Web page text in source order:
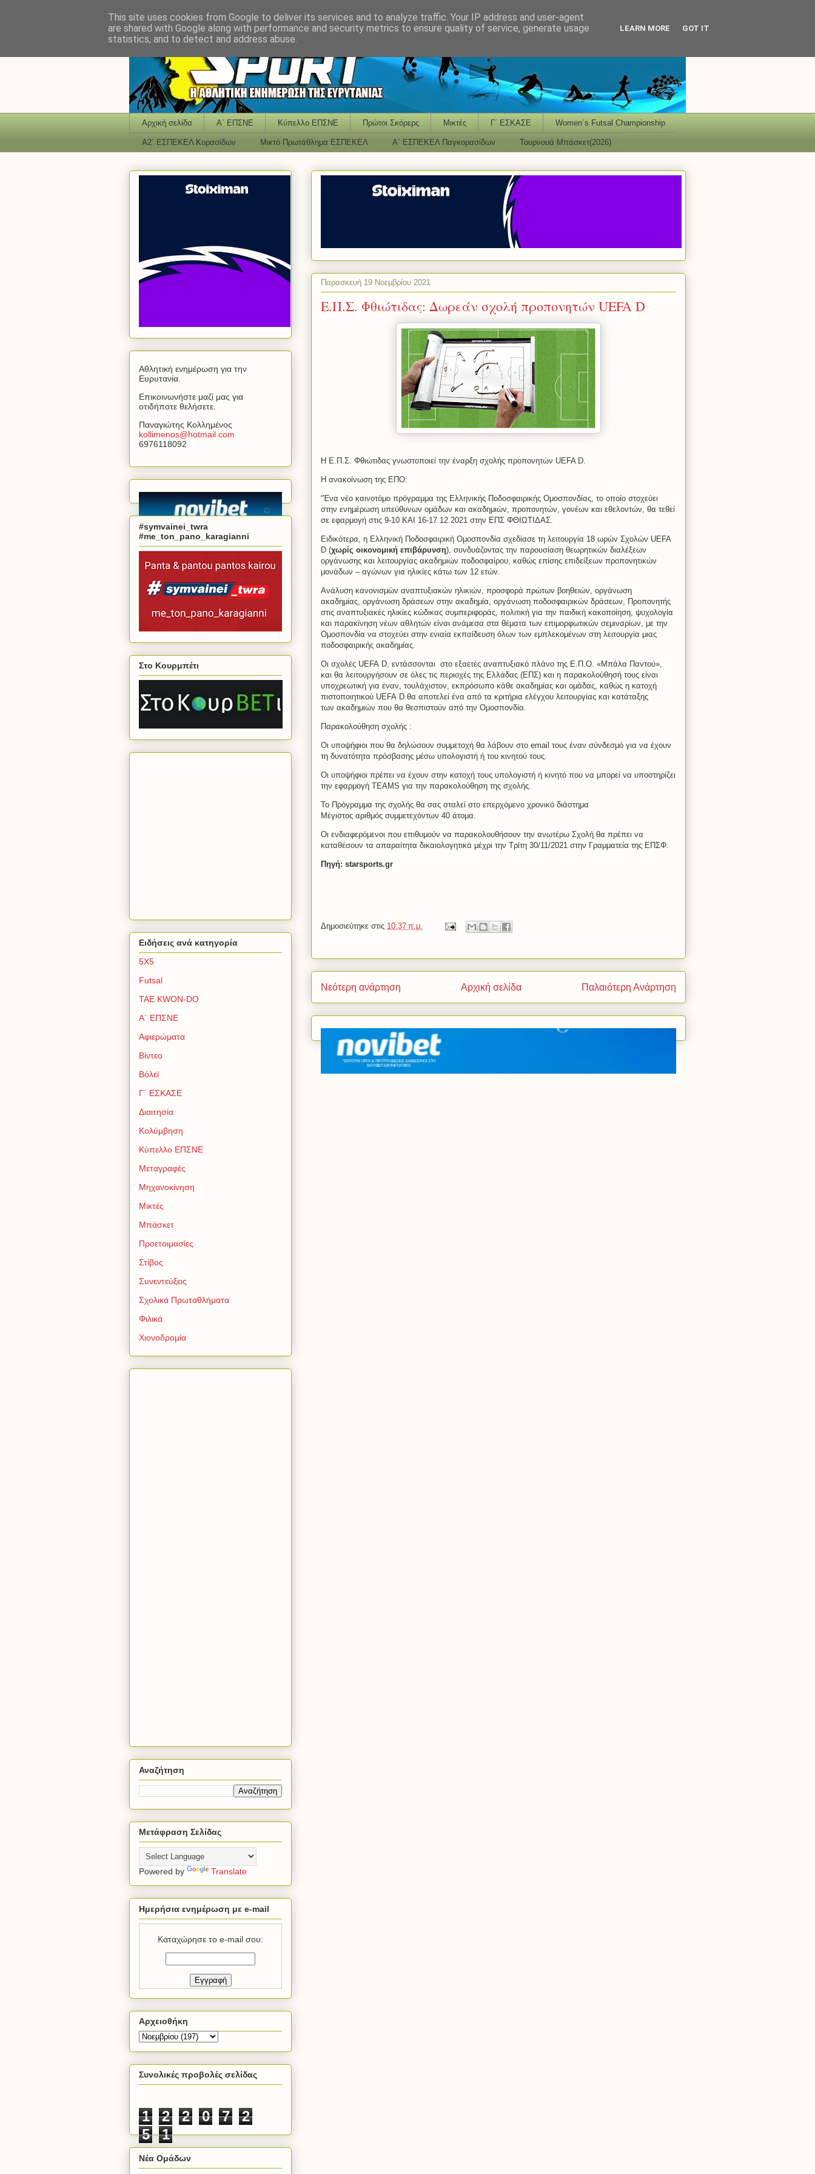
Αρχική σελίδα Α΄ ΕΠΣΝΕ Κύπελλο ΕΠΣΝΕ Πρώτοι Σκόρερς Μικτές Γ΄ ΕΣΚΑΣΕ Women΄s Futsal Championship
Α2΄ ΕΣΠΕΚΕΛ Κορασίδων Μικτό Πρωτάθλημα ΕΣΠΕΚΕΛ Α΄ ΕΣΠΕΚΕΛ Παγκορασίδων Τουρνουά Μπάσκετ(2026)
Παρασκευή 19 Νοεμβρίου 2021
Ε.Π.Σ. Φθιώτιδας: Δωρεάν σχολή προπονητών UEFA D
Η Ε.Π.Σ. Φθιώτιδας γνωστοποιεί την έναρξη σχολής προπονητών UEFA D.
Η ανακοίνωση της ΕΠΟ:
“Ένα νέο καινοτόμο πρόγραμμα της Ελληνικής Ποδοσφαιρικής Ομοσπονδίας, το οποίο στοχεύει
στην ενημέρωση υπεύθυνων ομάδων και ακαδημιών, προπονητών, γονέων και εθελοντών, θα τεθεί
σε εφαρμογή στις 9-10 KAI 16-17.12.2021 στην ΕΠΣ ΦΘΙΩΤΙΔΑΣ.
Ειδικότερα, η Ελληνική Ποδοσφαιρική Ομοσπονδία σχεδίασε τη λειτουργία 18 ωρών Σχολών UEFA
D (χωρίς οικονομική επιβάρυνση), συνδυάζοντας την παρουσίαση θεωρητικών διαλέξεων
οργάνωσης και λειτουργίας ακαδημιών ποδοσφαίρου, καθώς επίσης επιδείξεων προπονητικών
μονάδων – αγώνων για ηλικίες κάτω των 12 ετών.
Ανάλυση κανονισμών αναπτυξιακών ηλικιών, προσφορά πρώτων βοηθειών, οργάνωση
ακαδημίας, οργάνωση δράσεων στην ακαδημία, οργάνωση ποδοσφαιρικών δράσεων, Προπονητής
στις αναπτυξιακές ηλικίες κώδικας συμπεριφοράς, πολιτική για την παιδική κακοποίηση, ψυχολογία
και παρακίνηση νέων αθλητών είναι ανάμεσα στα θέματα των επιμορφωτικών σεμιναρίων, με την
Ομοσπονδία να στοχεύει στην ενιαία εκπαίδευση όλων των εμπλεκομένων στη λειτουργία μιας
ποδοσφαιρικής ακαδημίας.
Οι σχολές UEFA D, εντάσσονται στο εξαετές αναπτυξιακό πλάνο της Ε.Π.Ο. «Μπάλα Παντού»,
και θα λειτουργήσουν σε όλες τις περιοχές της Ελλάδας (ΕΠΣ) και η παρακολούθησή τους είναι
υποχρεωτική για έναν, τουλάχιστον, εκπρόσωπο κάθε ακαδημίας και ομάδας, καθώς η κατοχή
πιστοποιητικού UEFA D θα αποτελεί ένα από τα κριτήρια ελέγχου λειτουργίας και κατάταξης
των ακαδημιών που θα θεσπιστούν από την Ομοσπονδία.
Παρακολούθηση σχολής :
Οι υποψήφιοι που θα δηλώσουν συμμετοχή θα λάβουν στο email τους έναν σύνδεσμό για να έχουν
τη δυνατότητα πρόσβασης μέσω υπολογιστή ή του κινητού τους.
Οι υποψήφιοι πρέπει να έχουν στην κατοχή τους υπολογιστή ή κινητό που να μπορεί να υποστηρίζει
την εφαρμογή TEAMS για την παρακολούθηση της σχολής.
To Πρόγραμμα της σχολής θα σας σταλεί στο επερχόμενο χρονικό διάστημα
Μέγιστος αριθμός συμμετεχόντων 40 άτομα.
Οι ενδιαφερόμενοι που επιθυμούν να παρακολουθήσουν την ανωτέρω Σχολή θα πρέπει να
καταθέσουν τα απαραίτητα δικαιολογητικά μέχρι την Τρίτη 30/11/2021 στην Γραμματεία της ΕΠΣΦ.
Πηγή: starsports.gr
Δημοσιεύτηκε στις 10:37 π.μ.
Νεότερη ανάρτηση Παλαιότερη Ανάρτηση
Αρχική σελίδα
Αθλητική ενημέρωση για την
Ευρυτανία.
Επικοινωνήστε μαζί μας για
οτιδήποτε θελήσετε.
Παναγιώτης Κολλημένος
kollimenos@hotmail com
6976118092
#symvainei_twra
#me_ton_pano_karagianni
Στο Κουρμπέτι
Ειδήσεις ανά κατηγορία
5Χ5
Futsal
TAE KWON-DO
Α΄ ΕΠΣΝΕ
Αφιερώματα
Βίντεο
Βόλεϊ
Γ΄ ΕΣΚΑΣΕ
Διαιτησία
Κολύμβηση
Κύπελλο ΕΠΣΝΕ
Μεταγραφές
Μηχανοκίνηση
Μικτές
Μπάσκετ
Προετοιμασίες
Στίβος
Συνεντεύξεις
Σχολικά Πρωταθλήματα
Φιλικά
Χιονοδρομία
Αναζήτηση
Μετάφραση Σελίδας
Powered by Translate
Ημερήσια ενημέρωση με e-mail
Καταχώρησε το e-mail σου:
Αρχειοθήκη
Συνολικές προβολές σελίδας
1 2 2 0 7
2
5
1
Νέα Ομάδων
This site uses cookies from Google to deliver its services and to analyze traffic. Your IP address and user-agent
are shared with Google along with performance and security metrics to ensure quality of service, generate usage
statistics, and to detect and address abuse.
LEARN MORE GOT IT